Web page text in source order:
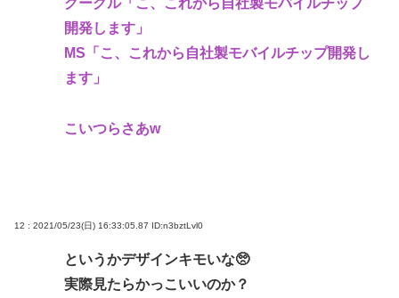
グーグル「こ、これから自社製モバイルチップ
開発します」
MS「こ、これから自社製モバイルチップ開発し
ます」
こいつらさあw
12 : 2021/05/23(日) 16:33:05.87 ID:n3bztLvl0
というかデザインキモいな🥺
実際見たらかっこいいのか？